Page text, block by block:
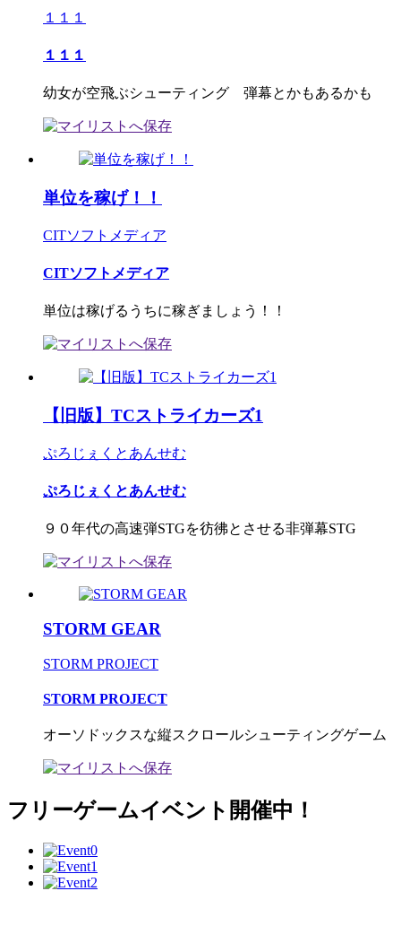
１１１
１１１
幼女が空飛ぶシューティング 弾幕とかもあるかも
単位を稼げ！！
CITソフトメディア
CITソフトメディア
単位は稼げるうちに稼ぎましょう！！
【旧版】TCストライカーズ1
ぷろじぇくとあんせむ
ぷろじぇくとあんせむ
９０年代の高速弾STGを彷彿とさせる非弾幕STG
STORM GEAR
STORM PROJECT
STORM PROJECT
オーソドックスな縦スクロールシューティングゲーム
フリーゲームイベント開催中！